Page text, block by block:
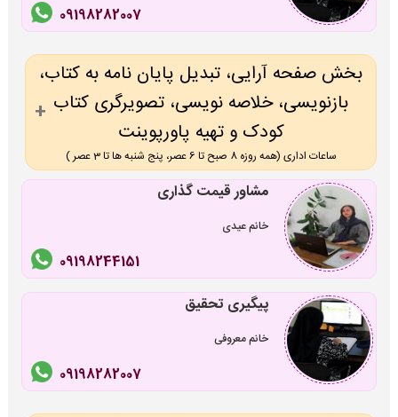
09198282007
بخش صفحه آرایی، تبدیل پایان نامه به کتاب،
بازنویسی، خلاصه نویسی، تصویرگری کتاب
کودک و تهیه پاورپوینت
ساعات اداری (همه روزه 8 صبح تا 6 عصر، پنج شنبه ها تا 3 عصر )
مشاور قیمت گذاری
خانم عیدی
09198244151
پیگیری تحقیق
خانم معروفی
09198282007